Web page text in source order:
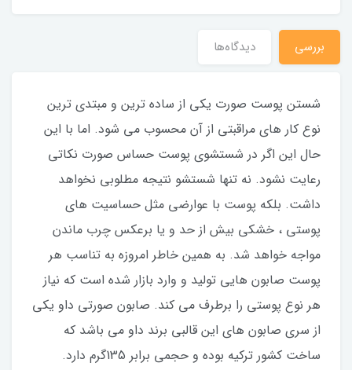
بررسی دیدگاه‌ها
شستن پوست صورت یکی از ساده ترین و مبتدی ترین
نوع کار های مراقبتی از آن محسوب می شود. اما با این
حال این اگر در شستشوی پوست حساس صورت نکاتی
رعایت نشود. نه تنها شستشو نتیجه مطلوبی نخواهد
داشت. بلکه پوست با عوارضی مثل حساسیت های
پوستی ، خشکی بیش از حد و یا برعکس چرب ماندن
مواجه خواهد شد. به همین خاطر امروزه به تناسب هر
پوست صابون هایی تولید و وارد بازار شده است که نیاز
هر نوع پوستی را برطرف می کند. صابون صورتی داو یکی
از سری صابون های این قالبی برند داو می باشد که
ساخت کشور ترکیه بوده و حجمی برابر 135گرم دارد.